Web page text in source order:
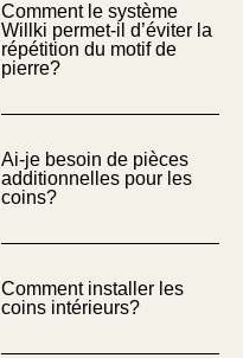
Comment le système
Willki permet-il d’éviter la
répétition du motif de
pierre?
Ai-je besoin de pièces
additionnelles pour les
coins?
Comment installer les
coins intérieurs?